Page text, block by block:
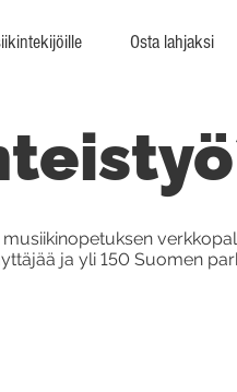
Osta lahjaksi
ja yli 150 Suomen